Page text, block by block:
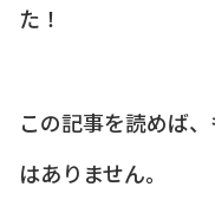
た！
この記事を読めば
はありません。